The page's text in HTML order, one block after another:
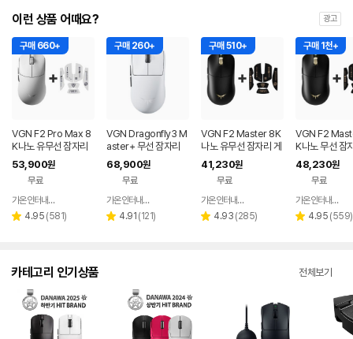
이런 상품 어때요? 광고
구매 660+
VGN F2 Pro Max 8
K나노 유무선 잠자리
게이밍 마우스 화이트
53,900원
무료
페이
가온인터내셔날
별 4.95 리
(581)
구매 260+
VGN Dragonfly3 M
aster+ 무선 잠자리
게이밍 마우스+젠더
화이트
68,900원
무료
가온인터내셔날
별 4.91 리
(121)
구매 510+
VGN F2 Master 8K
나노 유무선 잠자리 게
이밍 마우스+그립테이
프 블랙
41,230원
무료
페이
가온인터내셔날
별 4.93 리
(285)
구매 1천+
VGN F2
K나노 무선 잠
이밍 마우스+
프 블랙
48,230원
무료
가온인터내셔날
별 4.95 리
(559)
카테고리 인기상품 전체보기